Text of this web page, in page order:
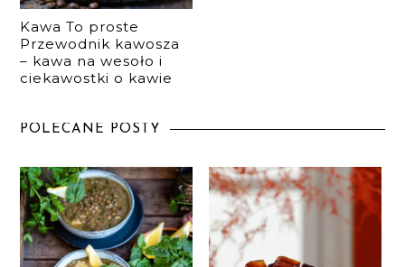
Kawa To proste
Przewodnik kawosza
– kawa na wesoło i
ciekawostki o kawie
POLECANE POSTY